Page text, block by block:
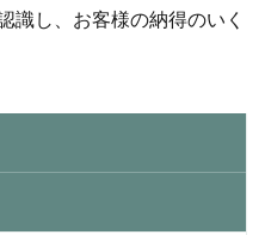
識し、お客様の納得のいく